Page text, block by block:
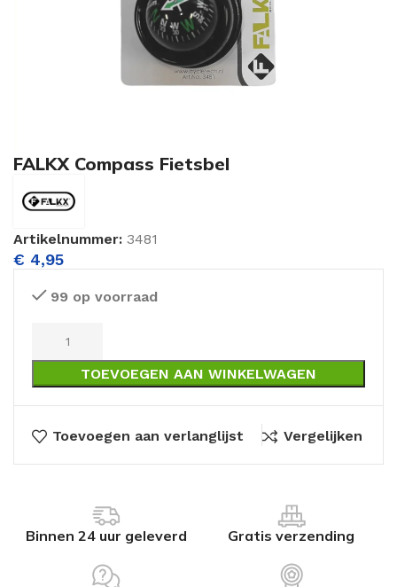
FALKX Compass Fietsbel
Artikelnummer: 3481
€ 4,95
99 op voorraad
TOEVOEGEN AAN WINKELWAGEN
Toevoegen aan verlanglijst Vergelijken
Binnen 24 uur geleverd Gratis verzending